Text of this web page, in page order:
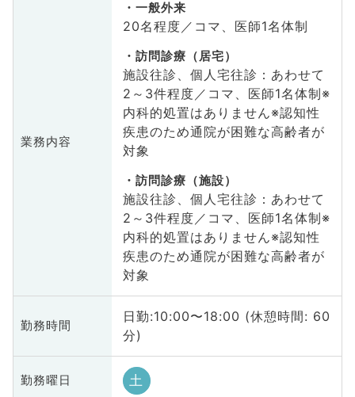
業務内容
一般外来
20名程度／コマ、医師1名体制
訪問診療（居宅）
施設往診、個人宅往診：あわせて
2～3件程度／コマ、医師1名体制※
内科的処置はありません※認知性
疾患のため通院が困難な高齢者が
対象
訪問診療（施設）
施設往診、個人宅往診：あわせて
2～3件程度／コマ、医師1名体制※
内科的処置はありません※認知性
疾患のため通院が困難な高齢者が
対象
勤務時間
日勤:10:00〜18:00 (休憩時間: 60
分)
勤務曜日 土